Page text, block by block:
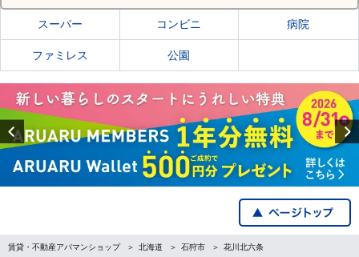
スーパー コンビニ 病院
ファミレス 公園
Previous
賃貸・不動産アパマンショップ 北海道 石狩市 花川北六条